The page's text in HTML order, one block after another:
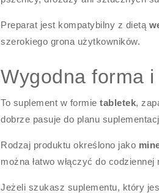
Preparat jest kompatybilny z dietą
szerokiego grona użytkowników.
Wygodna forma
To suplement w formietabletek,
dobrze pasuje do planu
Rodzaj produktu określono jako
można łatwo włączyć do
Jeżeli szukasz suplementu, który